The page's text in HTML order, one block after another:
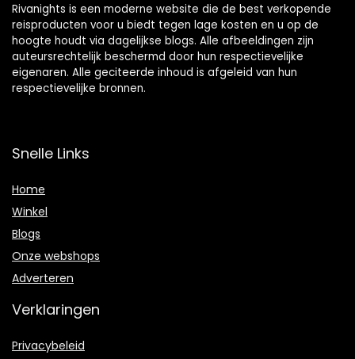
Rivanights is een moderne website die de best verkopende
reisproducten voor u biedt tegen lage kosten en u op de
hoogte houdt via dagelijkse blogs. Alle afbeeldingen zijn
auteursrechtelijk beschermd door hun respectievelijke
eigenaren. Alle geciteerde inhoud is afgeleid van hun
respectievelijke bronnen.
Snelle Links
Home
Winkel
Blogs
Onze webshops
Adverteren
Verklaringen
Privacybeleid